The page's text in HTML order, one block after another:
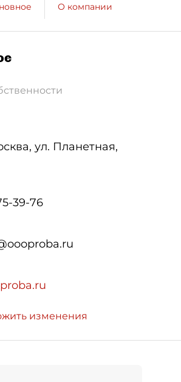
О компании
, ул. Планетная,
39-76
изменения